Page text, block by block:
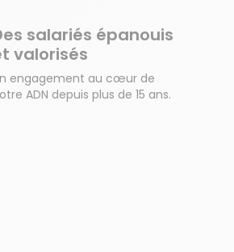
salariés épanouis
valorisés
engagement au cœur de
ADN depuis plus de 15 ans.